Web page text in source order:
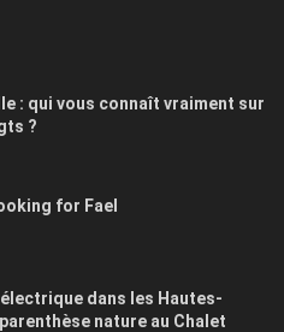
: qui vous connaît vraiment sur
?
for Fael
dans les Hautes-
nature au Chalet